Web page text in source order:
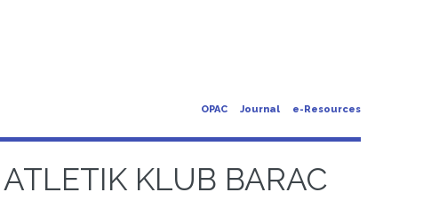
OPAC Journal e-Resources
KLUB BARAC